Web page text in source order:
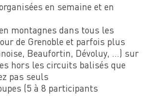
en semaine et en
montagnes dans tous les
de Grenoble et parfois plus
Beaufortin, Dévoluy, …) sur
hors les circuits balisés que
pas seuls
(5 à 8 participants